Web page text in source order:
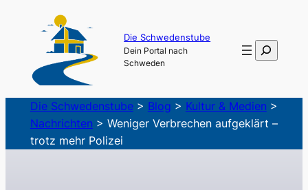
springen
Die Schwedenstube
Dein Portal nach
Schweden
Suchen
Die Schwedenstube> Blog > Kultur & Medien >
Nachrichten > Weniger Verbrechen aufgeklärt –
trotz mehr Polizei